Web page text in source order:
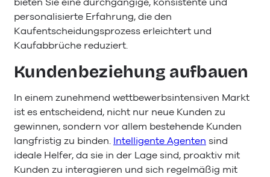
personalisierte Erfahrung, die den
Kaufentscheidungsprozess erleichtert und
Kaufabbrüche reduziert.
Kundenbeziehung aufbauen
In einem zunehmend wettbewerbsintensiven Markt
ist es entscheidend, nicht nur neue Kunden zu
gewinnen, sondern vor allem bestehende Kunden
langfristig zu binden. Intelligente Agenten sind
ideale Helfer, da sie in der Lage sind, proaktiv mit
Kunden zu interagieren und sich regelmäßig mit